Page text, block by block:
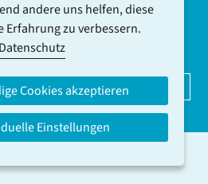
DCV-NEWSLETTER ABONNIEREN
andere uns helfen, diese
Erfahrung zu verbessern.
Cookies akzeptieren
Einstellungen